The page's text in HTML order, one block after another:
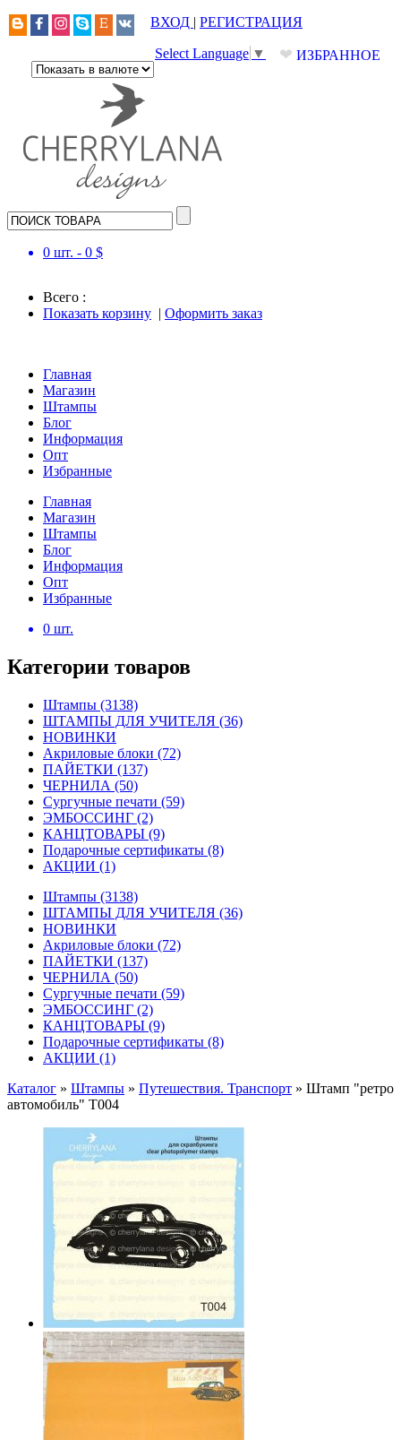
ВХОД | РЕГИСТРАЦИЯ
❤ ИЗБРАННОЕ
Select Language ▼
0 шт. - 0 $
Всего :
Показать корзину | Оформить заказ
Главная
Магазин
Штампы
Блог
Информация
Опт
Избранные
Главная
Магазин
Штампы
Блог
Информация
Опт
Избранные
0 шт.
Категории товаров
Штампы (3138)
ШТАМПЫ ДЛЯ УЧИТЕЛЯ (36)
НОВИНКИ
Акриловые блоки (72)
ПАЙЕТКИ (137)
ЧЕРНИЛА (50)
Сургучные печати (59)
ЭМБОССИНГ (2)
КАНЦТОВАРЫ (9)
Подарочные сертификаты (8)
АКЦИИ (1)
Штампы (3138)
ШТАМПЫ ДЛЯ УЧИТЕЛЯ (36)
НОВИНКИ
Акриловые блоки (72)
ПАЙЕТКИ (137)
ЧЕРНИЛА (50)
Сургучные печати (59)
ЭМБОССИНГ (2)
КАНЦТОВАРЫ (9)
Подарочные сертификаты (8)
АКЦИИ (1)
Каталог » Штампы » Путешествия. Транспорт » Штамп "ретро
автомобиль" T004